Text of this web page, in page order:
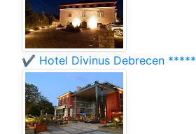
✔️ Hotel Divinus Debrecen *****